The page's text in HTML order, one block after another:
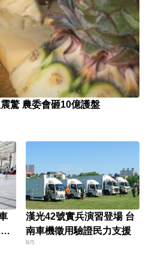
驚 農委會砸10億護盤
漢光42號實兵演習登場 台
南車機徵用驗證民力支援
8/5